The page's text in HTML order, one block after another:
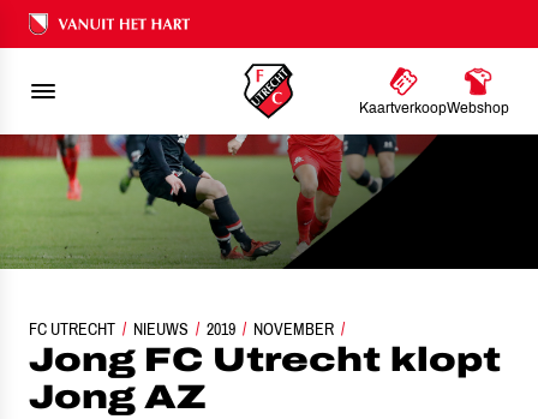
Ons nalatenschap
KaartverkoopWebshop
FC UTRECHT NIEUWS 2019 NOVEMBER
JONG FC UTRECHT KLOPT JONG AZ
Jong FC Utrecht klopt
Jong AZ